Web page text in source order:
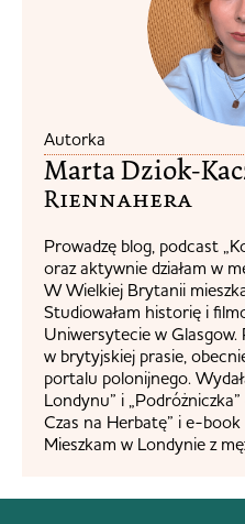
Autorka
Marta Dziok-
Riennahera​
Prowadzę blog, podcast
oraz aktywnie działam w
W Wielkiej Brytanii
Studiowałam historię i
Uniwersytecie w Glasgow.
w brytyjskiej prasie,
portalu polonijnego.
Londynu” i
Czas na Herbatę” i e-book
Mieszkam w Londynie z